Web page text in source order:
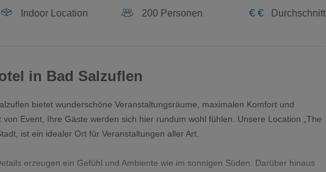
Indoor Location 200 Personen € € Durchschnitt
in Bad Salzuflen
bietet wunderschöne Veranstaltungsräume, maximalen Komfort und
Event, Ihre Gäste werden sich hier rundum wohl fühlen. Unsere Location „The
ist ein idealer Ort für Veranstaltungen aller Art.
erzeugen ein Gefühl und Ambiente wie im sonnigen Süden. Darüber hinaus